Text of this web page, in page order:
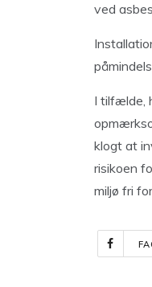
ved
I tilfælde,
klogt at
risikoen
miljø fri